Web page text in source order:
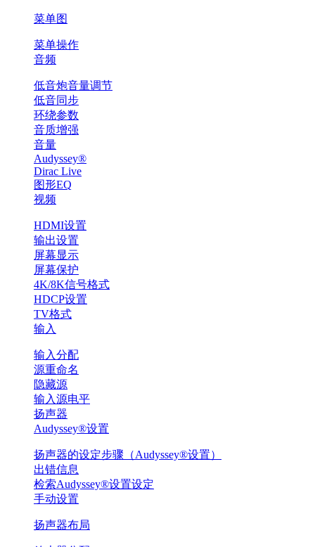
菜单图
菜单操作
音频
低音炮音量调节
低音同步
环绕参数
音质增强
音量
Audyssey®
Dirac Live
图形EQ
视频
HDMI设置
输出设置
屏幕显示
屏幕保护
4K/8K信号格式
HDCP设置
TV格式
输入
输入分配
源重命名
隐藏源
输入源电平
扬声器
Audyssey®设置
扬声器的设定步骤（Audyssey®设置）
出错信息
检索Audyssey®设置设定
手动设置
扬声器布局